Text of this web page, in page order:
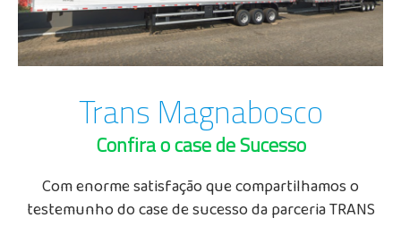
ENTRAR
Trans Magnabosco
Confira o case de Sucesso
Com enorme satisfação que compartilhamos o
testemunho do case de sucesso da parceria TRANS